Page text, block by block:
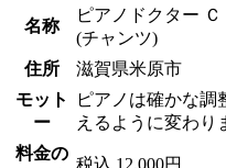
名称
ピアノドクター Ｃ
(チャンツ)
住所
滋賀県米原市
モット
ー
ピアノは確かな
えるように変わり
料金の
税込 12,000円